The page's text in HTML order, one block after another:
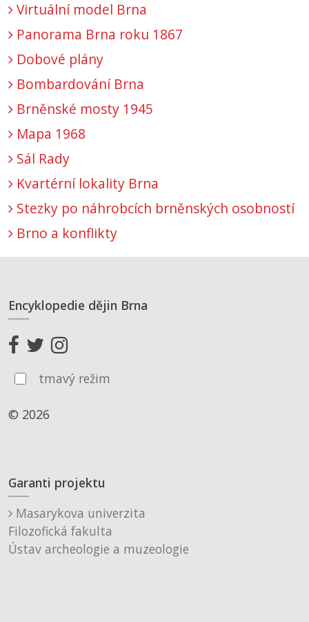
Virtuální model Brna
Panorama Brna roku 1867
Dobové plány
Bombardování Brna
Brněnské mosty 1945
Mapa 1968
Sál Rady
Kvartérní lokality Brna
Stezky po náhrobcích brněnských osobností
Brno a konflikty
Encyklopedie dějin Brna
tmavý režim
© 2026
Garanti projektu
Masarykova univerzita
Filozofická fakulta
Ústav archeologie a muzeologie